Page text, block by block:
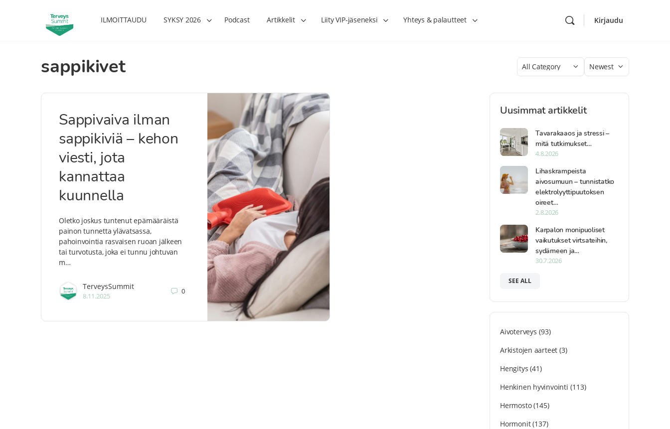
ILMOITTAUDU SYKSY 2026 Podcast Artikkelit Liity VIP-jäseneksi Yhteys & palautteet Kirjaudu
sappikivet Category
Sort
Sappivaiva ilman
sappikiviä – kehon
viesti, jota
kannattaa
kuunnella
Oletko joskus tuntenut epämääräistä
painon tunnetta ylävatsassa,
pahoinvointia rasvaisen ruoan jälkeen
tai turvotusta, joka ei tunnu johtuvan
m…
TerveysSummit
8.11.2025
0
Uusimmat artikkelit
Tavarakaaos ja stressi –
mitä tutkimukset…
4.8.2026
Lihaskrampeista
aivosumuun – tunnistatko
elektrolyyttipuutoksen
oireet…
2.8.2026
Karpalon monipuoliset
vaikutukset virtsateihin,
sydämeen ja…
30.7.2026
SEE ALL
Aivoterveys (93)
Arkistojen aarteet (3)
Hengitys (41)
Henkinen hyvinvointi (113)
Hermosto(145)
Hormonit(137)